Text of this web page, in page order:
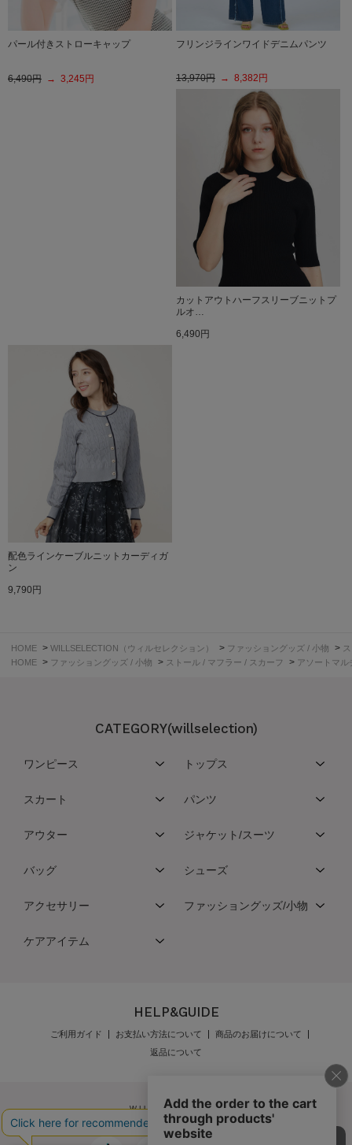
パール付きストローキャップ
6,490円 → 3,245円
フリンジラインワイドデニムパンツ
13,970円 → 8,382円
カットアウトハーフスリーブニットプ
ルオ…
6,490円
配色ラインケーブルニットカーディガ
ン
9,790円
HOME > WILLSELECTION（ウィルセレクション） > ファッショングッズ / 小物 >
HOME > ファッショングッズ / 小物 > ストール / マフラー / スカーフ > アソートマル
CATEGORY(willselection)
ワンピース トップス
スカート パンツ
アウター ジャケット/スーツ
バッグ シューズ
アクセサリー ファッショングッズ/小物
ケアアイテム
HELP&GUIDE
ご利用ガイド お支払い方法について
商品のお届けについて
返品について